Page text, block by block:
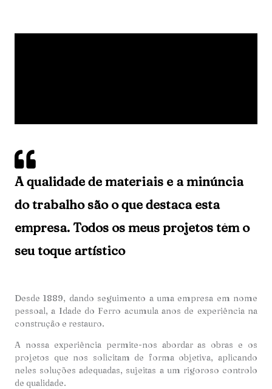
A qualidade de materiais e a minúncia
do trabalho são o que destaca esta
empresa. Todos os meus projetos têm o
seu toque artístico
Desde 1889, dando seguimento a uma empresa em nome
pessoal, a Idade do Ferro acumula anos de experiência na
construção e restauro.
A nossa experiência permite-nos abordar as obras e os
projetos que nos solicitam de forma objetiva, aplicando
neles soluções adequadas, sujeitas a um rigoroso controlo
de qualidade.